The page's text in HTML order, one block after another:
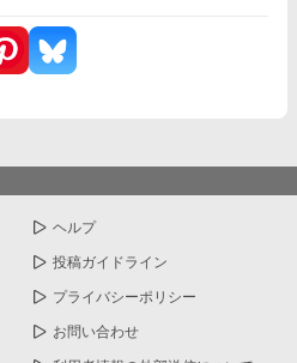
ヘルプ
投稿ガイドライン
プライバシーポリシー
お問い合わせ